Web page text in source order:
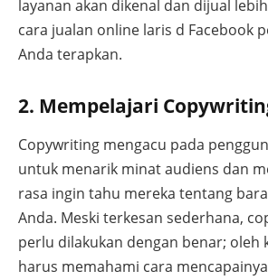
layanan akan dikenal dan dijual
cara jualan online laris d Facebook
Anda terapkan.
2. Mempelajari
Copywriting mengacu pada
untuk menarik minat audiens dan
rasa ingin tahu mereka tentang
Anda. Meski terkesan sederhana,
perlu dilakukan dengan benar; oleh
harus memahami cara